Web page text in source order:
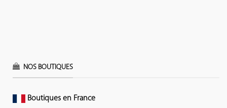
NOS BOUTIQUES
Boutiques en France